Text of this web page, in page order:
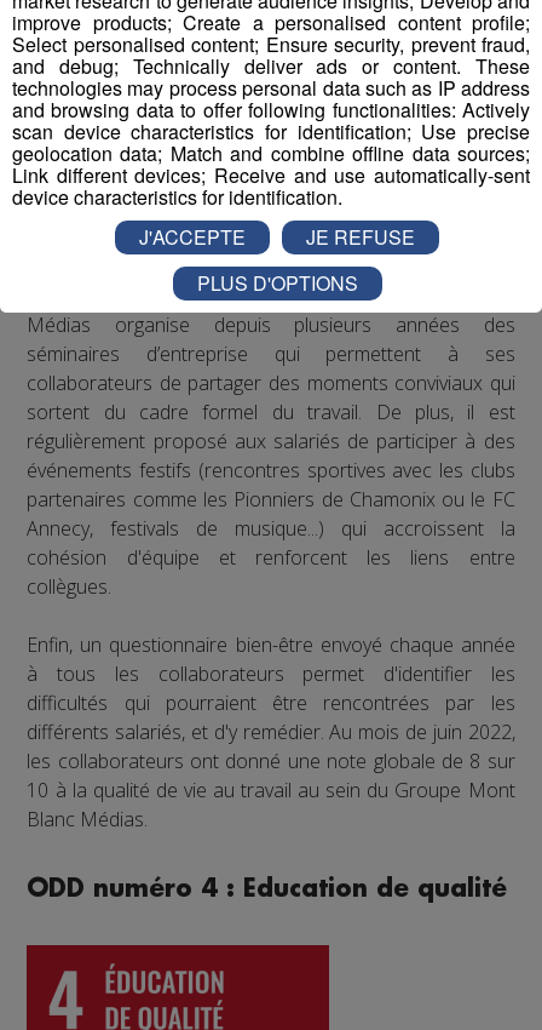
l’obésité
Les actions de Radio Mont Blanc
Concernant les troubles musculo-squelettiques, Radio
Mont Blanc s’est engagé à respecter les
recommandations de la médecine du travail en matière
de posture sur les postes de travail : des rehausseurs de
clavier ont été distribués aux salariés qui le souhaitaient.
Concernant le bien-être au travail, le Groupe Mont Blanc
Médias organise depuis plusieurs années des
séminaires d’entreprise qui permettent à ses
collaborateurs de partager des moments conviviaux qui
sortent du cadre formel du travail. De plus, il est
régulièrement proposé aux salariés de participer à des
événements festifs (rencontres sportives avec les clubs
partenaires comme les Pionniers de Chamonix ou le FC
Annecy, festivals de musique...) qui accroissent la
cohésion d'équipe et renforcent les liens entre
collègues.
Enfin, un questionnaire bien-être envoyé chaque année
à tous les collaborateurs permet d'identifier les
difficultés qui pourraient être rencontrées par les
différents salariés, et d'y remédier. Au mois de juin 2022,
les collaborateurs ont donné une note globale de 8 sur
10 à la qualité de vie au travail au sein du Groupe Mont
Blanc Médias.
ODD numéro 4 : Education de qualité
improve products; Create a personalised content profile;
Select personalised content; Ensure security, prevent fraud,
and debug; Technically deliver ads or content. These
technologies may process personal data such as IP address
and browsing data to offer following functionalities: Actively
scan device characteristics for identification; Use precise
geolocation data; Match and combine offline data sources;
Link different devices; Receive and use automatically-sent
device characteristics for identification.
J'ACCEPTE
JE REFUSE
PLUS D'OPTIONS